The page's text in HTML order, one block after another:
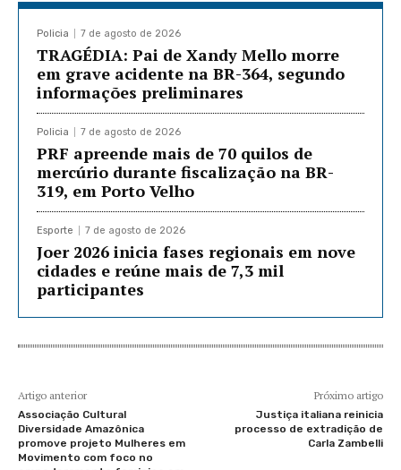
Policia 7 de agosto de 2026
TRAGÉDIA: Pai de Xandy Mello morre
em grave acidente na BR-364, segundo
informações preliminares
Policia 7 de agosto de 2026
PRF apreende mais de 70 quilos de
mercúrio durante fiscalização na BR-
319, em Porto Velho
Esporte 7 de agosto de 2026
Joer 2026 inicia fases regionais em nove
cidades e reúne mais de 7,3 mil
participantes
Artigo anterior
Associação Cultural
Diversidade Amazônica
promove projeto Mulheres em
Movimento com foco no
Próximo artigo
Justiça italiana reinicia
processo de extradição de
Carla Zambelli